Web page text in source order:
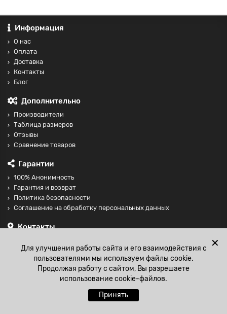
Информация
О нас
Оплата
Доставка
Контакты
Блог
Дополнительно
Производители
Таблица размеров
Отзывы
Сравнение товаров
Гарантии
100% Анонимность
Гарантия и возврат
Политика безопасности
Соглашение на обработку персональных данных
Контакты
sales@fisting-shop.ru
✕
Для улучшения работы сайта и его взаимодействия с
пользователями мы используем файлы cookie.
Продолжая работу с сайтом, Вы разрешаете
использование cookie-файлов.
Принять